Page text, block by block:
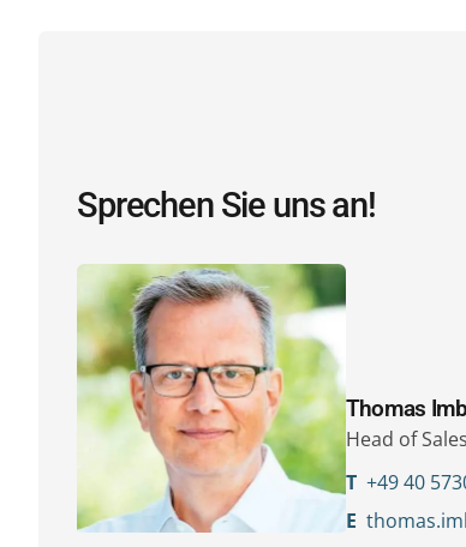
Sprechen Sie uns an!
Thomas
Head of Sales
T +49 40
E